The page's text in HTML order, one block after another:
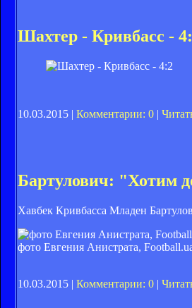
Шахтер - Кривбасс -
10.03.2015 | Комментарии: 0 |
Бартулович: "Хотим
Хавбек Кривбасса Младен
фото Евгения Анистрата,
10.03.2015 | Комментарии: 0 |